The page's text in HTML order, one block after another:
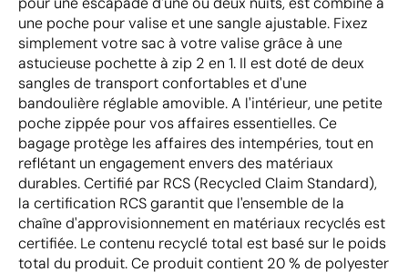
une poche pour valise et une sangle ajustable. Fixez
simplement votre sac à votre valise grâce à une
astucieuse pochette à zip 2 en 1. Il est doté de deux
sangles de transport confortables et d'une
bandoulière réglable amovible. A l'intérieur, une petite
poche zippée pour vos affaires essentielles. Ce
bagage protège les affaires des intempéries, tout en
reflétant un engagement envers des matériaux
durables. Certifié par RCS (Recycled Claim Standard),
la certification RCS garantit que l'ensemble de la
chaîne d'approvisionnement en matériaux recyclés est
certifiée. Le contenu recyclé total est basé sur le poids
total du produit. Ce produit contient 20 % de polyester